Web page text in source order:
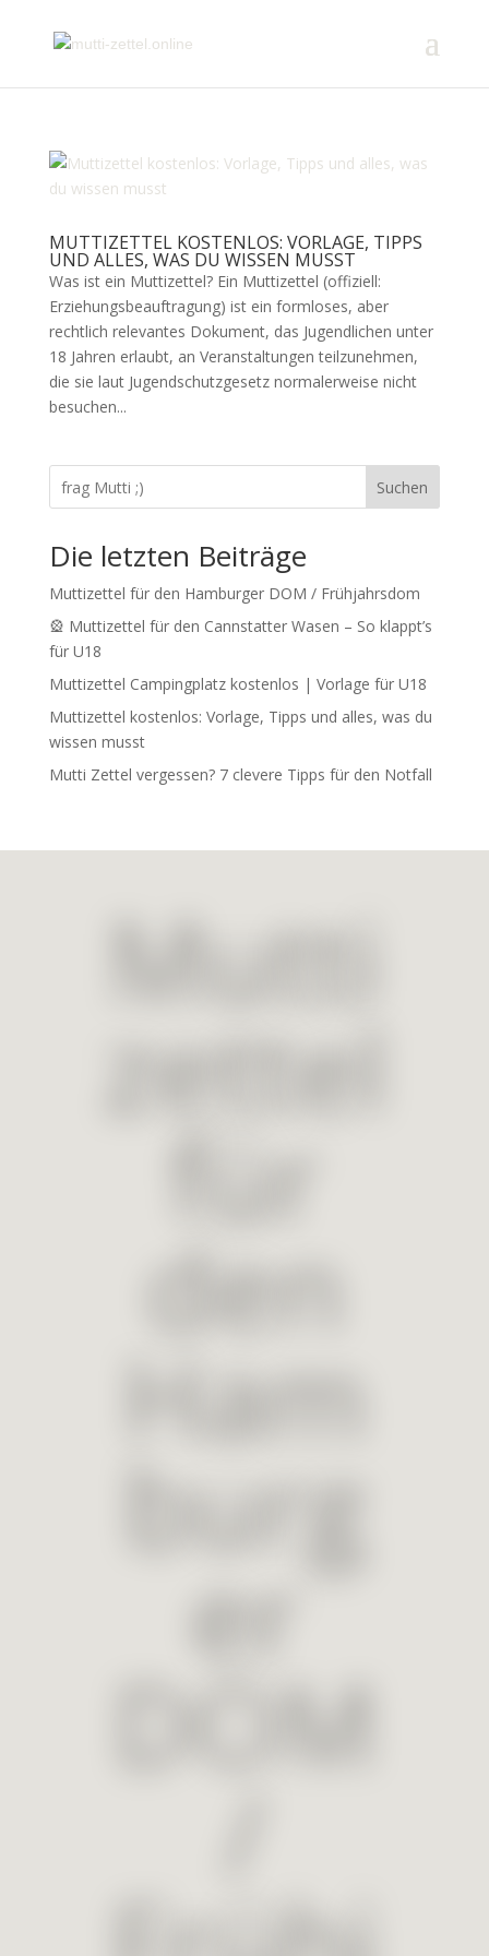
MUTTIZETTEL KOSTENLOS: VORLAGE, TIPPS
UND ALLES, WAS DU WISSEN MUSST
Was ist ein Muttizettel? Ein Muttizettel (offiziell:
Erziehungsbeauftragung) ist ein formloses, aber
rechtlich relevantes Dokument, das Jugendlichen unter
18 Jahren erlaubt, an Veranstaltungen teilzunehmen,
die sie laut Jugendschutzgesetz normalerweise nicht
besuchen...
Suchen
Die letzten Beiträge
Muttizettel für den Hamburger DOM / Frühjahrsdom
🎡 Muttizettel für den Cannstatter Wasen – So klappt’s
für U18
Muttizettel Campingplatz kostenlos | Vorlage für U18
Muttizettel kostenlos: Vorlage, Tipps und alles, was du
wissen musst
Mutti Zettel vergessen? 7 clevere Tipps für den Notfall
Mutti
zettel
für
den
Ham
burg
er
DOM